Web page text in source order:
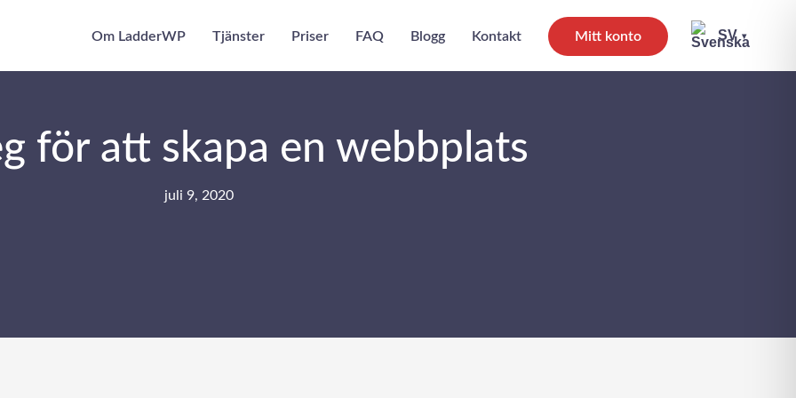
Om LadderWP Tjänster Priser FAQ Blogg Kontakt Mitt konto SV ▾
för att skapa en webbplats
juli 9, 2020